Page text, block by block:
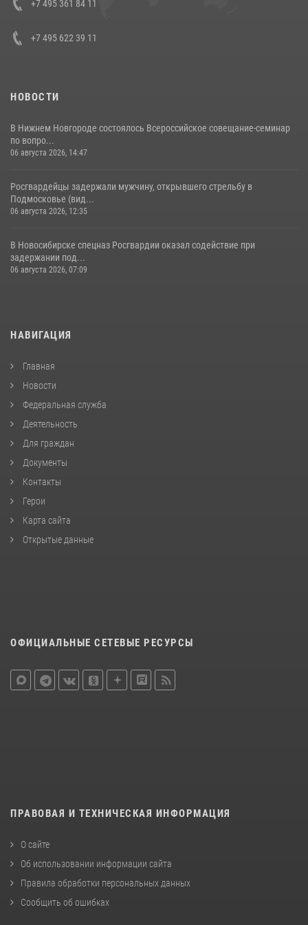
+7 495 361 84 11
+7 495 622 39 11
НОВОСТИ
В Нижнем Новгороде состоялось Всероссийское совещание-семинар
по вопро...
06 августа 2026, 14:47
Росгвардейцы задержали мужчину, открывшего стрельбу в
Подмосковье (вид...
06 августа 2026, 12:35
В Новосибирске спецназ Росгвардии оказал содействие при
задержании под...
06 августа 2026, 07:09
НАВИГАЦИЯ
Главная
Новости
Федеральная служба
Деятельность
Для граждан
Документы
Контакты
Герои
Карта сайта
Открытые данные
ОФИЦИАЛЬНЫЕ СЕТЕВЫЕ РЕСУРСЫ
ПРАВОВАЯ И ТЕХНИЧЕСКАЯ ИНФОРМАЦИЯ
О сайте
Об использовании информации сайта
Правила обработки персональных данных
Сообщить об ошибках